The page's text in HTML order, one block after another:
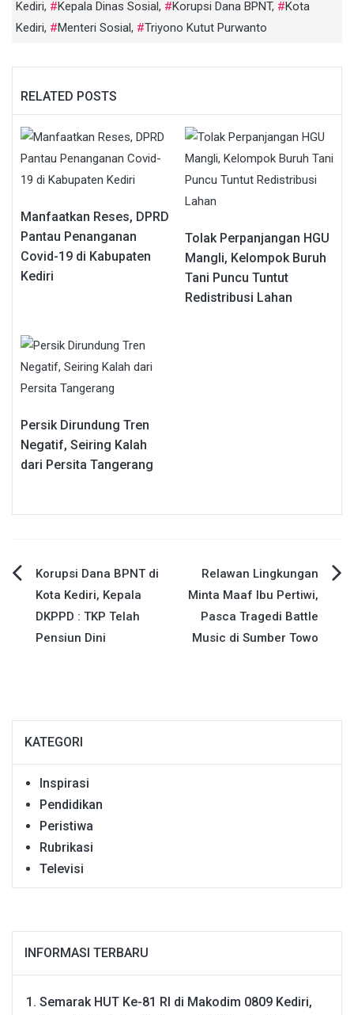
Kediri, Kepala Dinas Sosial, Korupsi Dana BPNT,
Kota
Kediri, Menteri Sosial, Triyono Kutut Purwanto
RELATED POSTS
Manfaatkan Reses, DPRD
Pantau Penanganan
Covid-19 di Kabupaten
Kediri
Tolak Perpanjangan HGU
Mangli, Kelompok Buruh
Tani Puncu Tuntut
Redistribusi Lahan
Persik Dirundung Tren
Negatif, Seiring Kalah
dari Persita Tangerang
Navigasi
pos
Korupsi Dana BPNT di
Kota Kediri, Kepala
DKPPD : TKP Telah
Pensiun Dini
Relawan Lingkungan
Minta Maaf Ibu Pertiwi,
Pasca Tragedi Battle
Music di Sumber Towo
KATEGORI
Inspirasi
Pendidikan
Peristiwa
Rubrikasi
Televisi
INFORMASI TERBARU
Semarak HUT Ke-81 RI di Makodim 0809 Kediri,